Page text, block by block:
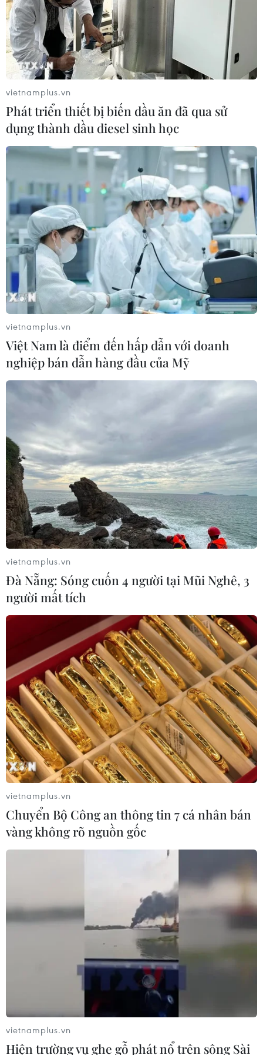
vietnamplus.vn
Phát triển thiết bị biến dầu ăn đã qua sử
dụng thành dầu diesel sinh học
vietnamplus.vn
Việt Nam là điểm đến hấp dẫn với doanh
nghiệp bán dẫn hàng đầu của Mỹ
vietnamplus.vn
Đà Nẵng: Sóng cuốn 4 người tại Mũi Nghê, 3
người mất tích
vietnamplus.vn
Chuyển Bộ Công an thông tin 7 cá nhân bán
vàng không rõ nguồn gốc
vietnamplus.vn
Hiện trường vụ ghe gỗ phát nổ trên sông Sài